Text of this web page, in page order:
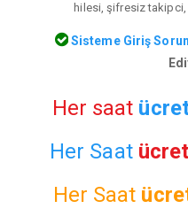
hilesi, şifresiz
Sisteme Giriş
Her saat
Her Saat
Her Saat